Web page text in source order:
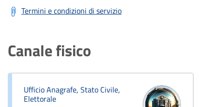
Termini e condizioni di servizio
Canale fisico
Ufficio Anagrafe, Stato Civile,
Elettorale